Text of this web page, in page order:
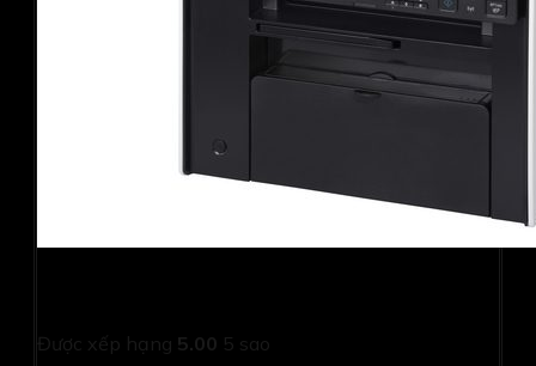
Được xếp hạng 5.00 5 sao